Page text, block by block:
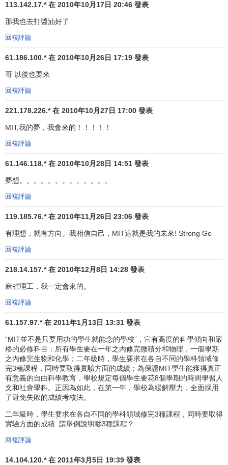
113.142.17.* 在 2010年10月17日 20:46 發表
那我也去打醬油好了
回複評論
61.186.100.* 在 2010年10月26日 17:19 發表
哥 以後也要來
回複評論
221.178.226.* 在 2010年10月27日 17:00 發表
MIT,我的夢，我會來的！！！！！
回複評論
61.146.118.* 在 2010年10月28日 14:51 發表
夢想。。。。。。。。。。。。。
回複評論
119.185.76.* 在 2010年11月26日 23:06 發表
有理想，就有方向。我相信自己，MIT這就是我的未來! Strong Ge
回複評論
218.14.157.* 在 2010年12月8日 14:28 發表
麻省理工，我一定會來的。
回複評論
61.157.97.* 在 2011年1月13日 13:31 發表
“MIT並不是只要用功的學生就能念的學校”，它有高度的科學傾向和嚴
格的必修科目：所有學生要在一年之內修完微積分和物理，一個學期
之內修完生物和化學；二年級時，學生要求在各自不同的學科領域修
完3種課程，同時要取得實驗方面的成績；為保證MIT學生能獲得真正
有意義的自由科學教育，學校規定每個學生要花8個學期的時間學習人
文和社會學科。正因為如此，在第一年，學校為緩解壓力，全面採用
了避免失敗的成績考核法。
二年級時，學生要求在各自不同的學科領域修完3種課程，同時要取得
實驗方面的成績. 請舉例說明哪3種課程？
回複評論
14.104.120.* 在 2011年3月5日 19:39 發表